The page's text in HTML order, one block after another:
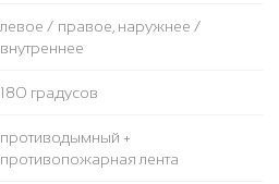
левое / правое, наружнее /
внутреннее
180 градусов
противодымный +
противопожарная лента